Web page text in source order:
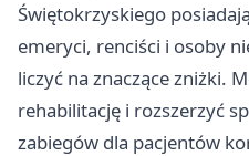
Świętokrzyskiego
emeryci, renciści i osoby
liczyć na znaczące zniżki.
rehabilitację i rozszerzyć
zabiegów dla pacjentów